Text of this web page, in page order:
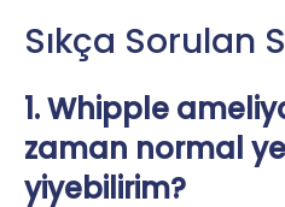
Sıkça Sorulan
1. Whipple
zaman normal
yiyebilirim?